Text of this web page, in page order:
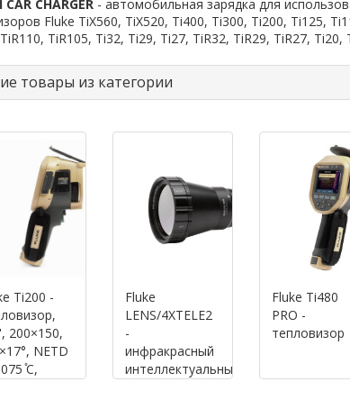
CHARGER- автомобильная зарядка для
Fluke TiX560, TiX520, Ti400, Ti300, Ti200, Ti125,
TiR105, Ti32, Ti29, Ti27, TiR32, TiR29, TiR27, Ti20,
товары из категории
Ti200 -
200×150,
NETD
̊C,
Fluke
LENS/4XTELE2
-
инфракрасный
интеллектуальный
Fluke Ti480
PRО -
тепловизор